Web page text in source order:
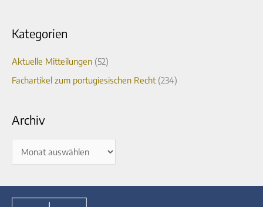
Kategorien
Aktuelle Mitteilungen (52)
Fachartikel zum portugiesischen Recht(234)
Archiv